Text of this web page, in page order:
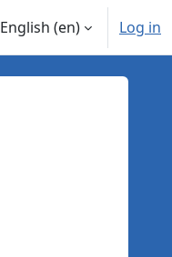
English ‎(en)‎ Log in